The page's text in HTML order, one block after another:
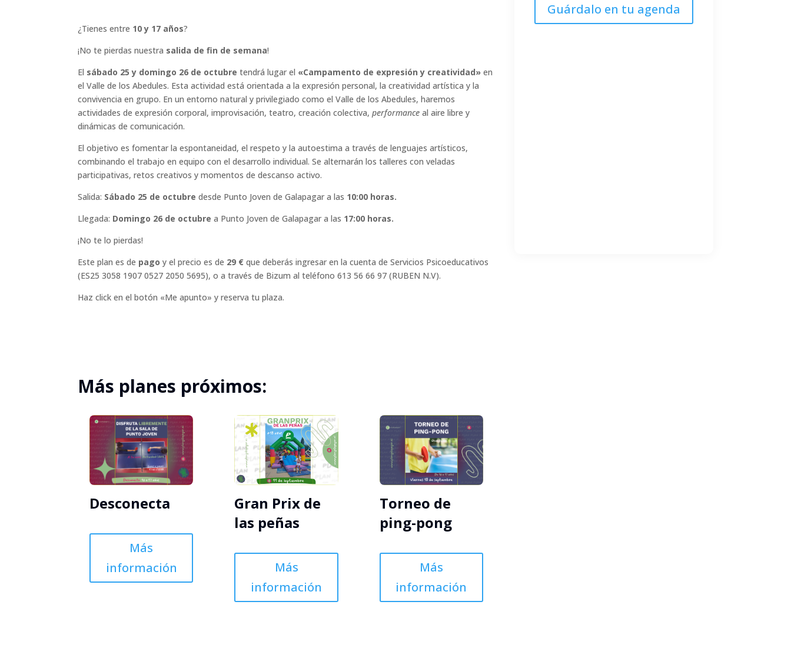
¿Tienes entre 10 y 17 años?
¡No te pierdas nuestra salida de fin de semana!
El sábado 25 y domingo 26 de octubre tendrá lugar el «Campamento de expresión y creatividad» en
el Valle de los Abedules. Esta actividad está orientada a la expresión personal, la creatividad artística y la
convivencia en grupo. En un entorno natural y privilegiado como el Valle de los Abedules, haremos
actividades de expresión corporal, improvisación, teatro, creación colectiva, performance al aire libre y
dinámicas de comunicación.
El objetivo es fomentar la espontaneidad, el respeto y la autoestima a través de lenguajes artísticos,
combinando el trabajo en equipo con el desarrollo individual. Se alternarán los talleres con veladas
participativas, retos creativos y momentos de descanso activo.
Salida: Sábado 25 de octubre desde Punto Joven de Galapagar a las 10:00 horas.
Llegada: Domingo 26 de octubre a Punto Joven de Galapagar a las 17:00 horas.
¡No te lo pierdas!
Este plan es de pago y el precio es de 29 € que deberás ingresar en la cuenta de Servicios Psicoeducativos
(ES25 3058 1907 0527 2050 5695), o a través de Bizum al teléfono 613 56 66 97 (RUBEN N.V).
Haz click en el botón «Me apunto» y reserva tu plaza.
Más planes próximos:
Desconecta
Más
información
Gran Prix de
las peñas
Más
información
Torneo de
ping-pong
Más
información
Guárdalo en tu agenda